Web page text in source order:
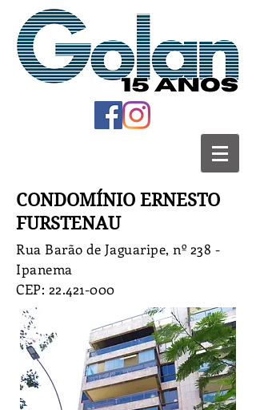
CONDOMÍNIO ERNESTO
FURSTENAU
Rua Barão de Jaguaripe, nº 238 -
Ipanema
CEP: 22.421-000